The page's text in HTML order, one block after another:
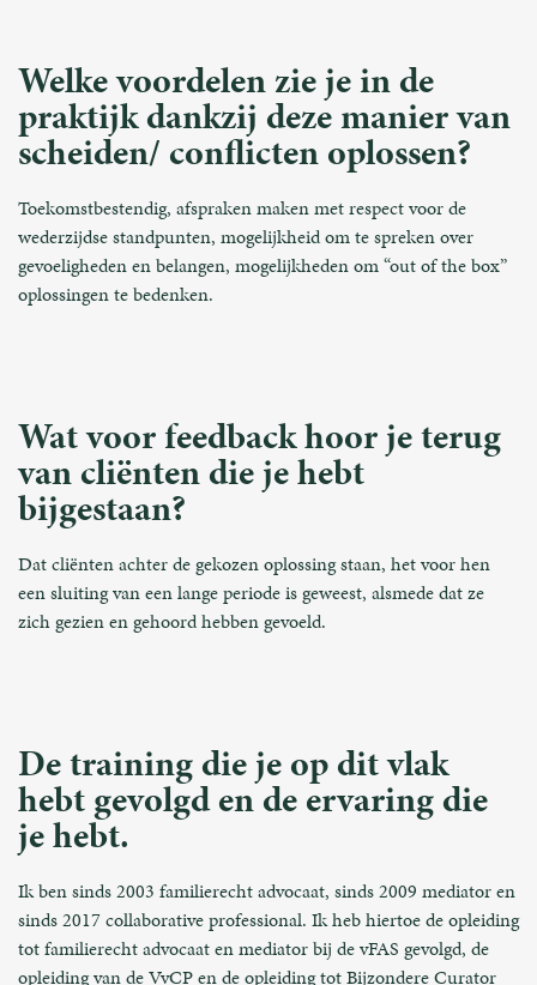
Welke voordelen zie je in de
praktijk dankzij deze manier van
scheiden/ conflicten oplossen?
Toekomstbestendig, afspraken maken met respect voor de
wederzijdse standpunten, mogelijkheid om te spreken over
gevoeligheden en belangen, mogelijkheden om “out of the box”
oplossingen te bedenken.
Wat voor feedback hoor je terug
van cliënten die je hebt
bijgestaan?
Dat cliënten achter de gekozen oplossing staan, het voor hen
een sluiting van een lange periode is geweest, alsmede dat ze
zich gezien en gehoord hebben gevoeld.
De training die je op dit vlak
hebt gevolgd en de ervaring die
je hebt.
Ik ben sinds 2003 familierecht advocaat, sinds 2009 mediator en
sinds 2017 collaborative professional. Ik heb hiertoe de opleiding
tot familierecht advocaat en mediator bij de vFAS gevolgd, de
opleiding van de VvCP en de opleiding tot Bijzondere Curator